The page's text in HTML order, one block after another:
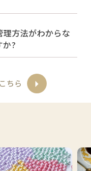
方法がわからな
か?
ちら